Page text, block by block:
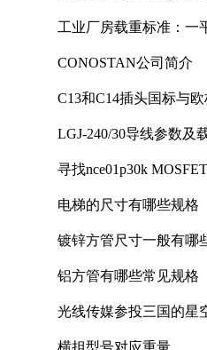
工业厂房载重标准：一
CONOSTAN公司简介
C13和C14插头国标与
LGJ-240/30导线参数及
寻找nce01p30k
电梯的尺寸有哪些规格
镀锌方管尺寸一般有哪
铝方管有哪些常见规格
光线传媒参投三国的星
横担型号对应重量